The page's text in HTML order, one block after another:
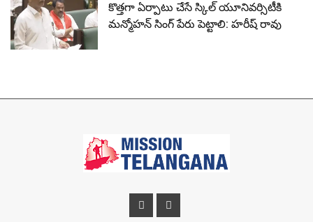
కొత్తగా ఏర్పాటు చేసే స్కిల్ యూనివర్సిటీకి
మన్మోహన్ సింగ్ పేరు పెట్టాలి: హరీష్ రావు